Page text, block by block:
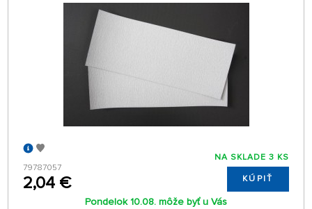
79787057
2,04 €
NA SKLADE 3 KS
KÚPIŤ
Pondelok 10.08. môže byť u Vás